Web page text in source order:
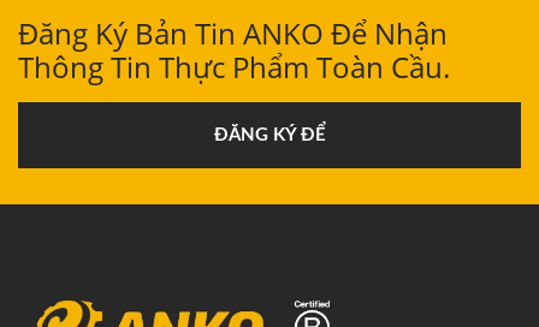
Đăng Ký Bản Tin ANKO Để Nhận
Thông Tin Thực Phẩm Toàn Cầu.
ĐĂNG KÝ ĐỂ